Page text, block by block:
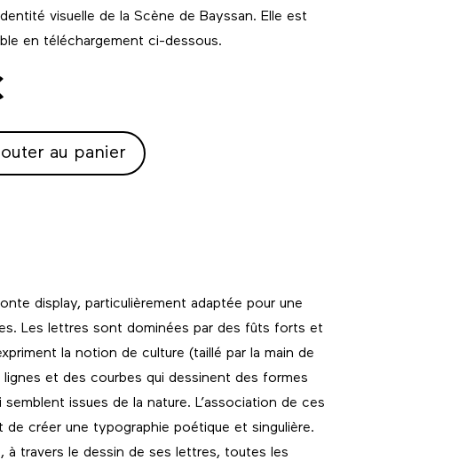
visuelle de la Scène de Bayssan. Elle est
en téléchargement ci-dessous.
au panier
display, particulièrement adaptée pour une
Les lettres sont dominées par des fûts forts et
la notion de culture (taillé par la main de
lignes et des courbes qui dessinent des formes
semblent issues de la nature. L’association de ces
de créer une typographie poétique et singulière.
à travers le dessin de ses lettres, toutes les